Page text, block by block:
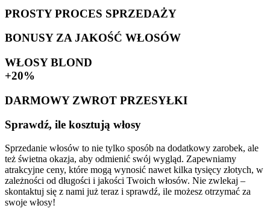
PROSTY PROCES SPRZEDAŻY
BONUSY ZA JAKOŚĆ WŁOSÓW
WŁOSY BLOND
+20%
DARMOWY ZWROT PRZESYŁKI
Sprawdź, ile kosztują włosy
Sprzedanie włosów to nie tylko sposób na dodatkowy zarobek, ale
też świetna okazja, aby odmienić swój wygląd. Zapewniamy
atrakcyjne ceny, które mogą wynosić nawet kilka tysięcy złotych, w
zależności od długości i jakości Twoich włosów. Nie zwlekaj –
skontaktuj się z nami już teraz i sprawdź, ile możesz otrzymać za
swoje włosy!